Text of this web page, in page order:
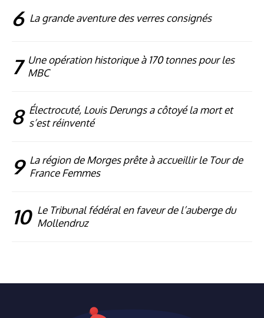
6 La grande aventure des verres consignés
7 Une opération historique à 170 tonnes pour les
MBC
8 Électrocuté, Louis Derungs a côtoyé la mort et
s’est réinventé
9 La région de Morges prête à accueillir le Tour de
France Femmes
10 Le Tribunal fédéral en faveur de l’auberge du
Mollendruz